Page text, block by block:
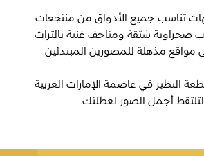
تناسب جميع الأذواق من منتجعات
صحراوية شيّقة ومتاحف غنية بالتراث
مواقع مذهلة للمصورين المبتدئين
منقطعة النظير في عاصمة الإمارات العربية
أجمل الصور لعطلتك.